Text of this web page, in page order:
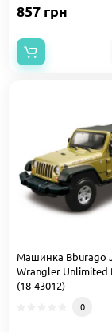
857 грн
Машинка Bburago
Wrangler Unlimited
(18-43012)
0